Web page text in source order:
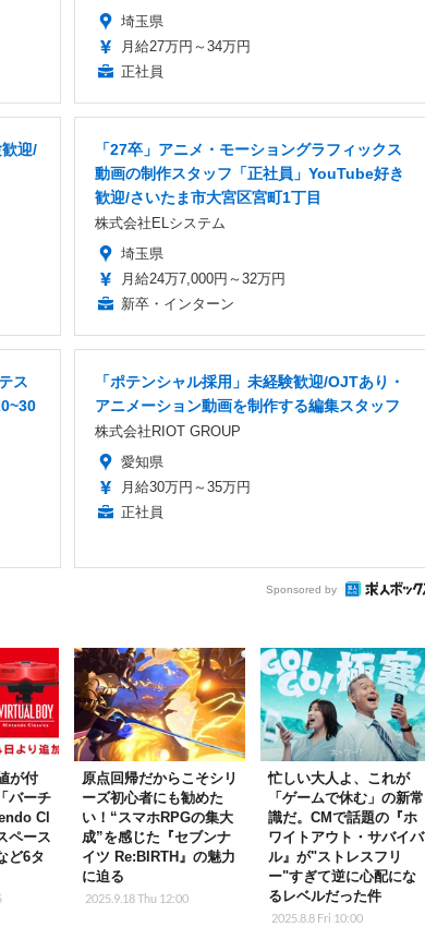
埼玉県
月給27万円～34万円
正社員
迎/
「27卒」アニメ・モーショングラフィックス
動画の制作スタッフ「正社員」YouTube好き
歓迎/さいたま市大宮区宮町1丁目
株式会社ELシステム
埼玉県
月給24万7,000円～32万円
新卒・インターン
ス
「ポテンシャル採用」未経験歓迎/OJTあり・
アニメーション動画を制作する編集スタッフ
株式会社RIOT GROUP
愛知県
月給30万円～35万円
正社員
Sponsored by
が付
バーチ
Cl
ペース
ど6タ
原点回帰だからこそシリ
ーズ初心者にも勧めた
い！“スマホRPGの集大
成”を感じた『セブンナ
イツ Re:BIRTH』の魅力
に迫る
2025.9.18 Thu 12:00
忙しい大人よ、これが
「ゲームで休む」の新常
識だ。CMで話題の『ホ
ワイトアウト・サバイバ
ル』が"ストレスフリ
ー"すぎて逆に心配にな
るレベルだった件
2025.8.8 Fri 10:00